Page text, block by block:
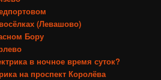
(Левашово)
Бору
в ночное время суток?
на проспект Королёва